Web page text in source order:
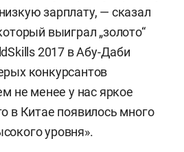
зарплату, — сказал
выиграл „золото“
2017 в Абу-Даби
конкурсантов
не менее у нас яркое
в Китае появилось много
уровня».